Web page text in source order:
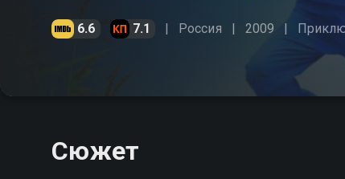
6.6 7.1 Россия 2009
Сюжет